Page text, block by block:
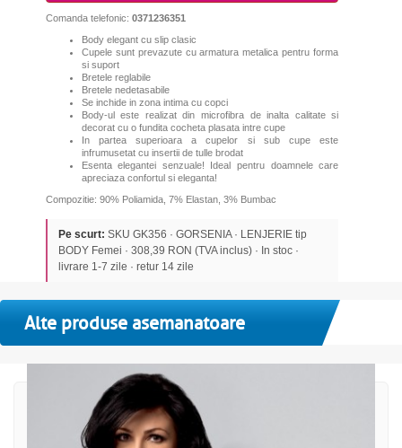
Comanda telefonic: 0371236351
Body elegant cu slip clasic
Cupele sunt prevazute cu armatura metalica pentru forma
si suport
Bretele reglabile
Bretele nedetasabile
Se inchide in zona intima cu copci
Body-ul este realizat din microfibra de inalta calitate si
decorat cu o fundita cocheta plasata intre cupe
In partea superioara a cupelor si sub cupe este
infrumusetat cu insertii de tulle brodat
Esenta elegantei senzuale! Ideal pentru doamnele care
apreciaza confortul si eleganta!
Compozitie: 90% Poliamida, 7% Elastan, 3% Bumbac
Pe scurt: SKU GK356 · GORSENIA · LENJERIE tip
BODY Femei · 308,39 RON (TVA inclus) · In stoc ·
livrare 1-7 zile · retur 14 zile
Alte produse asemanatoare